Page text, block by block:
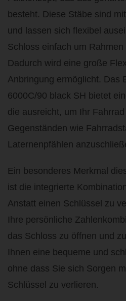
besteht. Diese Stäbe sind
und lassen sich flexibel
Schloss einfach um
Dadurch wird eine große
Anbringung ermöglicht. Das
6000C/90 black SH bietet
die ausreicht, um Ihr
Gegenständen wie
Laternenpfählen
Ein besonderes Merkmal
ist die integrierte
Anstatt einen Schlüssel zu
Ihre persönliche
das Schloss zu öffnen und
Ihnen eine bequeme und
ohne dass Sie sich Sorgen
Schlüssel zu verlieren.